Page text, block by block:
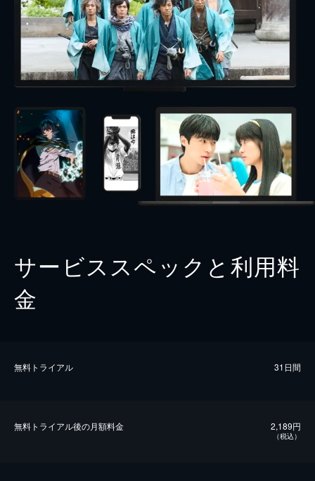
サービススペックと利用料
金
無料トライアル 31日間
無料トライアル後の⽉額料金 2,189円
（税込）